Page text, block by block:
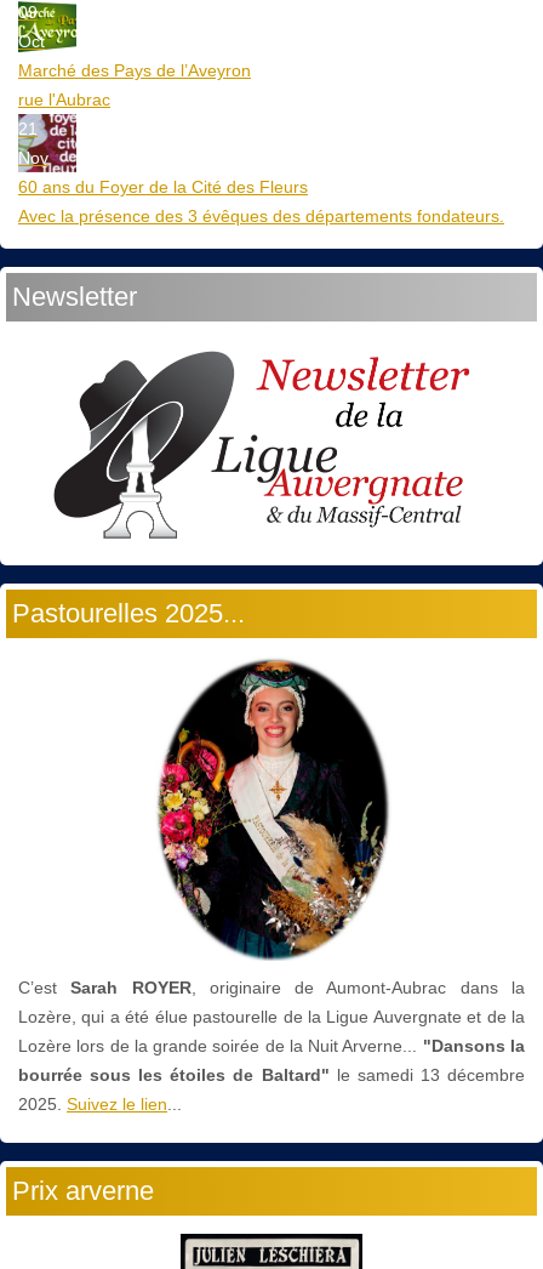
09
Oct
Marché des Pays de l’Aveyron
rue l'Aubrac
21
Nov
60 ans du Foyer de la Cité des Fleurs
Avec la présence des 3 évêques des départements fondateurs.
Newsletter
Pastourelles 2025...
C’estSarah ROYER, originaire de Aumont-Aubrac dans la
Lozère, qui a été élue pastourelle de la Ligue Auvergnate et de la
Lozère lors de la grande soirée de la Nuit Arverne... "Dansons la
bourrée sous les étoiles de Baltard" le samedi 13 décembre
2025. Suivez le lien...
Prix arverne